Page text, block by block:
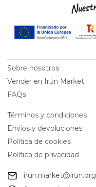
Sobre nosotros
Vender en Irún Market
FAQs
Términos y condiciones
Envíos y devoluciones
Política de cookies
Política de privacidad
irun.market@irun.org